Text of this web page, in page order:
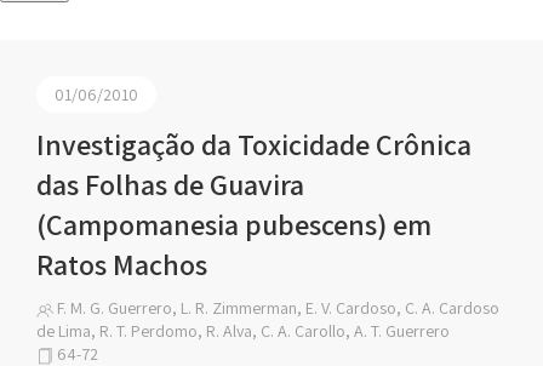
01/06/2010
Investigação da Toxicidade Crônica
das Folhas de Guavira
(Campomanesia pubescens) em
Ratos Machos
F. M. G. Guerrero, L. R. Zimmerman, E. V. Cardoso, C. A. Cardoso
de Lima, R. T. Perdomo, R. Alva, C. A. Carollo, A. T. Guerrero
64-72